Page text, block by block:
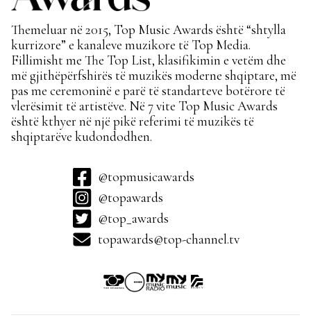
Themeluar në 2015, Top Music Awards është “shtylla
kurrizore” e kanaleve muzikore të Top Media.
Fillimisht me The Top List, klasifikimin e vetëm dhe
më gjithëpërfshirës të muzikës moderne shqiptare, më
pas me ceremoninë e parë të standarteve botërore të
vlerësimit të artistëve. Në 7 vite Top Music Awards
është kthyer në një pikë referimi të muzikës të
shqiptarëve kudondodhen.
@topmusicawards
@topawards
@top_awards
topawards@top-channel.tv